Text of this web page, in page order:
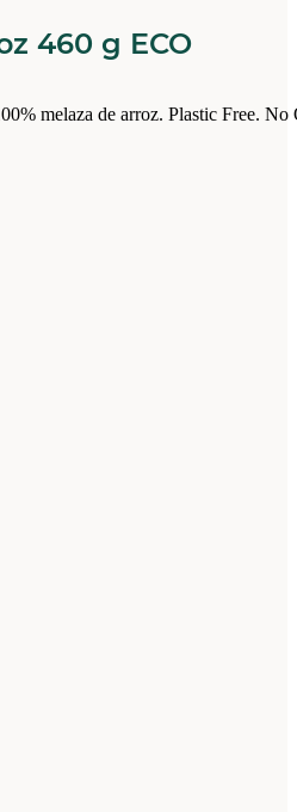
460 g ECO
melaza de arroz. Plastic Free.